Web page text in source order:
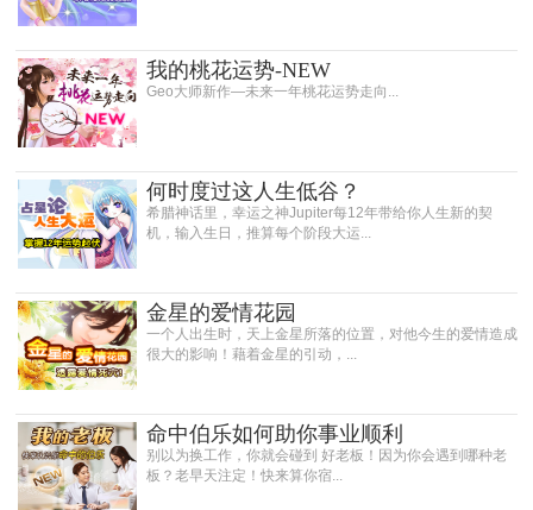
我的桃花运势-NEW
Geo大师新作—未来一年桃花运势走向...
何时度过这人生低谷？
希腊神话里，幸运之神Jupiter每12年带给你人生新的契
机，输入生日，推算每个阶段大运...
金星的爱情花园
一个人出生时，天上金星所落的位置，对他今生的爱情造成
很大的影响！藉着金星的引动，...
命中伯乐如何助你事业顺利
别以为换工作，你就会碰到 好老板！因为你会遇到哪种老
板？老早天注定！快来算你宿...